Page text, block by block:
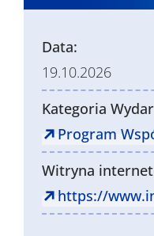
Data:
19.10.2026
Kategoria
Program
Witryna
https://